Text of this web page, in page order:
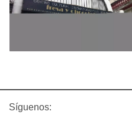
Síguenos: